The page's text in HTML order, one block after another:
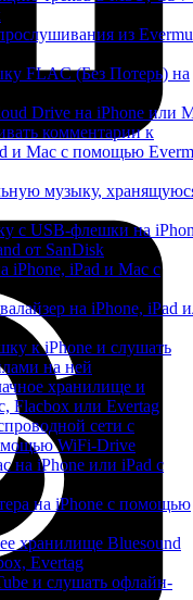
из
FLAC (Без Потерь) на
Drive на iPhone или
комментарии к
и Mac с помощью
музыку,
с USB-флешки на
от SanDisk
iPhone, iPad и Mac с
на iPhone, iPad
к iPhone и слушать
на ней
хранилище и
Flacbox или Evertag
сети с
WiFi-Drive
на iPhone или iPad с
на iPhone с помощью
хранилище Bluesound
Evertag
и слушать офлайн-